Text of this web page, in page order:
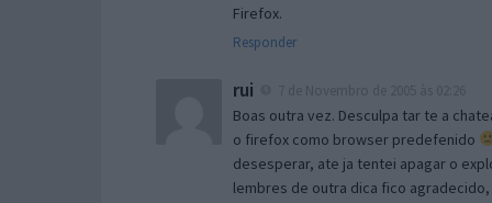
Firefox.
Responder
rui
Boas outra vez. Desculpa tar te a
o firefox como browser predefenido
desesperar, ate ja tentei apagar o
lembres de outra dica fico